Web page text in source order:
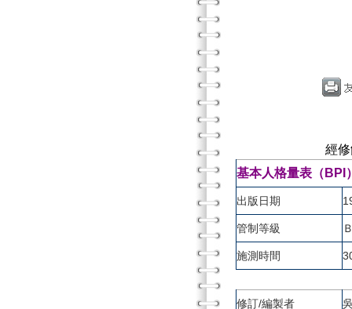
經
基本人格量表（
出版日期
管制等級
施測時間
修訂/編製者